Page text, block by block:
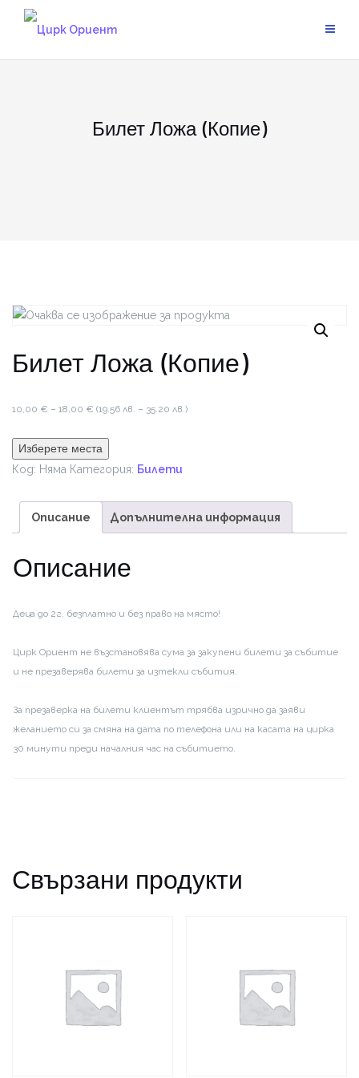
Билет Ложа (Копие)
Билет Ложа (Копие)
10,00 € – 18,00 € Price
10,00 €
through
(19.56 лв. – 35.20 лв.)
Изберете места
Код: Няма Категория: Билети
Описание Допълнителна информация
Описание
Деца до 2г. безплатно и без право на място!
Цирк Ориент не възстановява сума за закупени билети за събитие
и не презаверява билети за изтекли събития.
За презаверка на билети клиентът трябва изрично да заяви
желанието си за смяна на дата по телефона или на касата на цирка
30 минути преди началния час на събитието.
Свързани продукти